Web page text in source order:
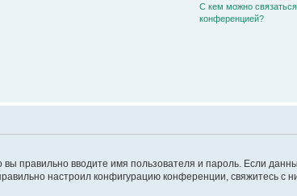
С кем можно
конференцией?
правильно вводите имя пользователя и пароль. Если
настроил конфигурацию конференции, свяжитесь с